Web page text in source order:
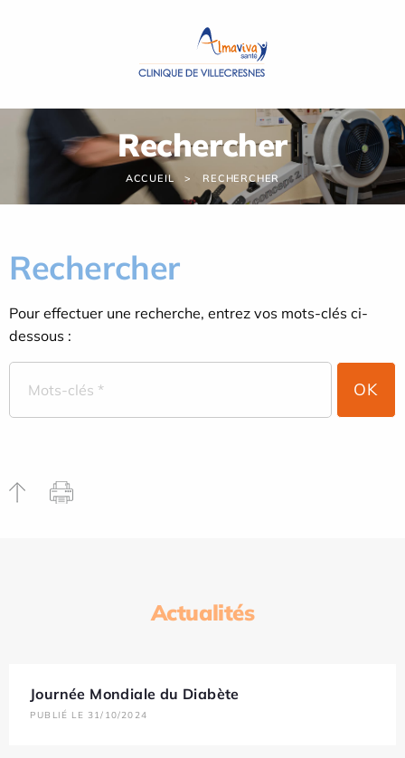
Rechercher
ACCUEIL RECHERCHER
Rechercher
Pour effectuer une recherche, entrez vos mots-clés ci-
dessous :
Actualités
Journée Mondiale du Diabète
PUBLIÉ LE 31/10/2024